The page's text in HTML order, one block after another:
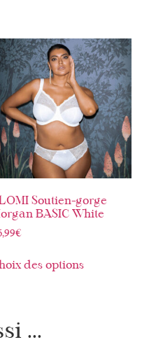
Soutien-gorge
BASIC White
€
des options
...